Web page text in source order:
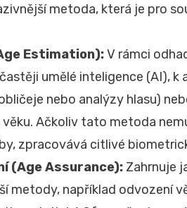
metoda, která je pro
Estimation):V rámci
umělé inteligence (AI), k
nebo analýzy hlasu)
věku. Ačkoliv tato metoda
zpracovává citlivé
(Age Assurance): Zahrnuje
metody, například odvození